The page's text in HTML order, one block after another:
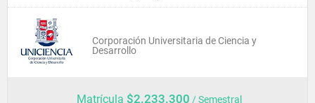
Corporación Universitaria de Ciencia y
Desarrollo
Matrícula $2.233.300 / Semestral